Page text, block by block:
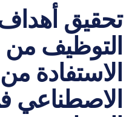
تحقيق
التوظيف من
الاستفادة من
الاصطناعي